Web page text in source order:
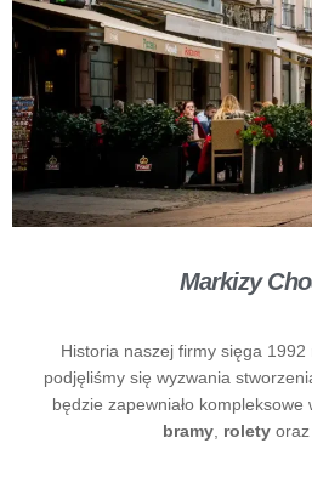
Markizy
Historia naszej firmy sięga 1992
podjęliśmy się wyzwania
będzie zapewniało
bramy, roletyoraz